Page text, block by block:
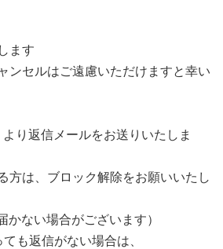
ます
ンセルはご遠慮いただけますと幸い
り返信メールをお送りいたしま
方は、ブロック解除をお願いいたし
かない場合がございます）
も返信がない場合は、